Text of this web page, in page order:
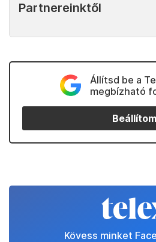
Partnereinktől
Állítsd be a
megbízható
Beállítom
Kövess minket